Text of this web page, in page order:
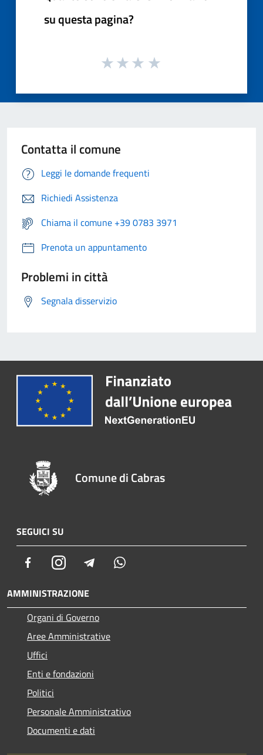
su questa pagina?
Contatta il comune
Leggi le domande frequenti
Richiedi Assistenza
Chiama il comune +39 0783 3971
Prenota un appuntamento
Problemi in città
Segnala disservizio
Comune di Cabras
SEGUICI SU
FacebookInstagram Telegram
AMMINISTRAZIONE
Organi di Governo
Aree Amministrative
Uffici
Enti e fondazioni
Politici
Personale Amministrativo
Documenti e dati